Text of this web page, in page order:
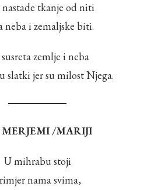
tkanje od niti
neba i zemaljske biti.
zemlje i neba
slatki jer su milost Njega.
MERJEMI /MARIJI
U mihrabu stoji
nama svima,